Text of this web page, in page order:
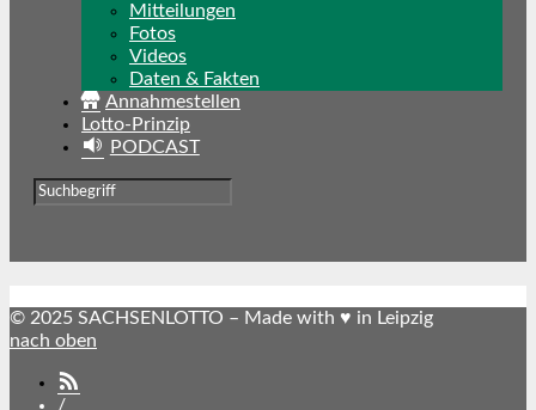
Mitteilungen
Fotos
Videos
Daten & Fakten
Annahmestellen
Lotto-Prinzip
PODCAST
© 2025 SACHSENLOTTO – Made with ♥ in Leipzig
nach oben
/